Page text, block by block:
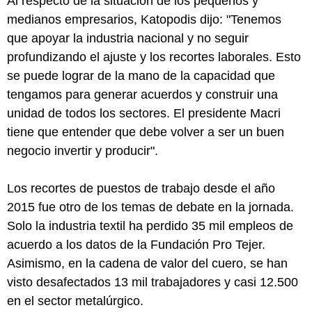
medianos empresarios, Katopodis dijo: "Tenemos
que apoyar la industria nacional y no seguir
profundizando el ajuste y los recortes laborales. Esto
se puede lograr de la mano de la capacidad que
tengamos para generar acuerdos y construir una
unidad de todos los sectores. El presidente Macri
tiene que entender que debe volver a ser un buen
negocio invertir y producir".
Los recortes de puestos de trabajo desde el año
2015 fue otro de los temas de debate en la jornada.
Solo la industria textil ha perdido 35 mil empleos de
acuerdo a los datos de la Fundación Pro Tejer.
Asimismo, en la cadena de valor del cuero, se han
visto desafectados 13 mil trabajadores y casi 12.500
en el sector metalúrgico.